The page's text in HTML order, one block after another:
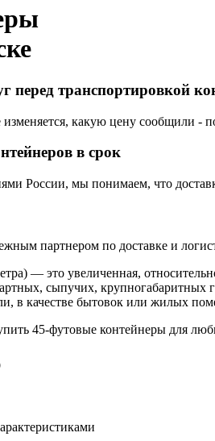
перед транспортировкой
какую цену сообщили -
в срок
России, мы понимаем, что
партнером по доставке и
— это увеличенная,
сыпучих,
в качестве бытовок или жилых
45-футовые контейнеры для